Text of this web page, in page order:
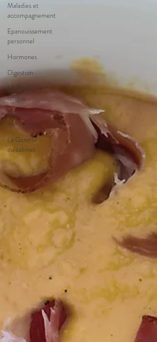
Maladies et
accompagnement
Epanouissement
personnel
Hormones
Digestion
Stress et
fatigue
Système
immunitaire
La Gazette
du cabinet